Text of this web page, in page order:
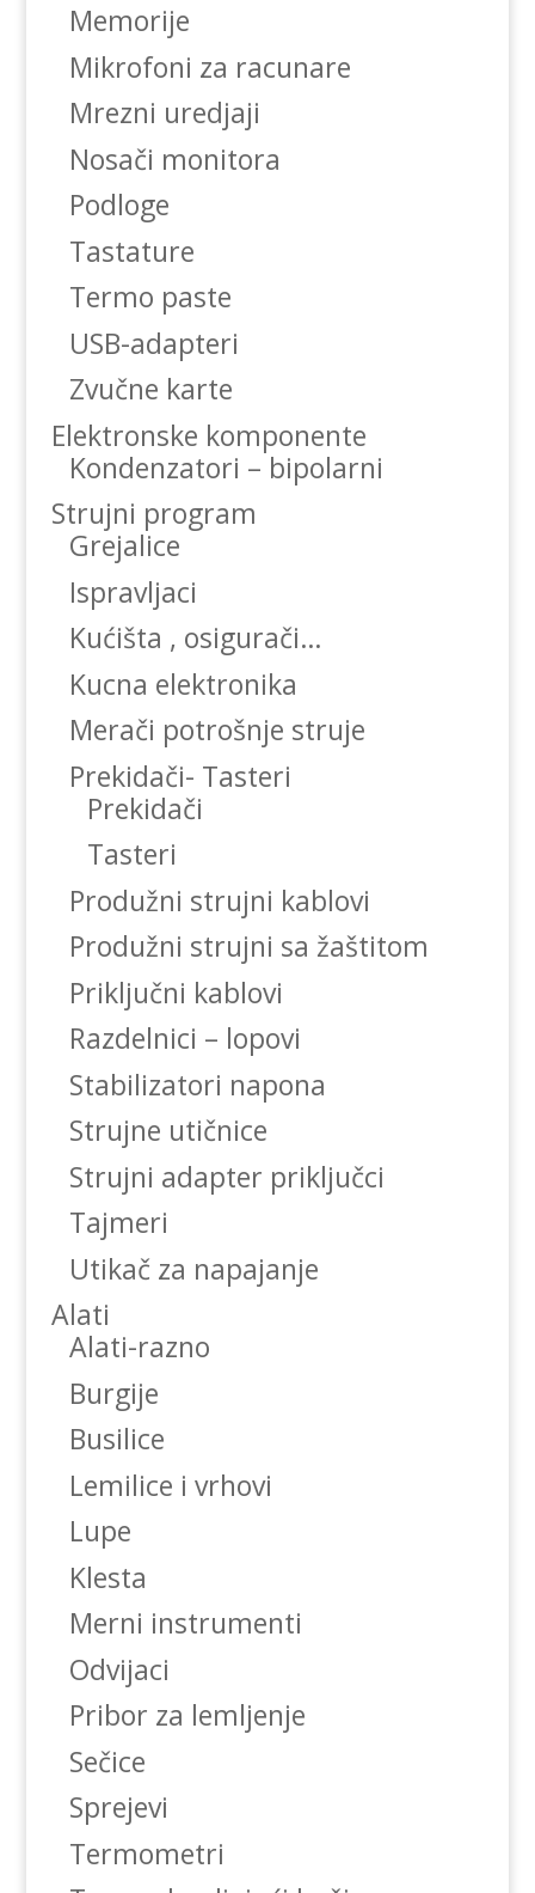
Memorije
Mikrofoni za racunare
Mrezni uredjaji
Nosači monitora
Podloge
Tastature
Termo paste
USB-adapteri
Zvučne karte
Elektronske komponente
Kondenzatori – bipolarni
Strujni program
Grejalice
Ispravljaci
Kućišta , osigurači…
Kucna elektronika
Merači potrošnje struje
Prekidači- Tasteri
Prekidači
Tasteri
Produžni strujni kablovi
Produžni strujni sa žaštitom
Priključni kablovi
Razdelnici – lopovi
Stabilizatori napona
Strujne utičnice
Strujni adapter priključci
Tajmeri
Utikač za napajanje
Alati
Alati-razno
Burgije
Busilice
Lemilice i vrhovi
Lupe
Klesta
Merni instrumenti
Odvijaci
Pribor za lemljenje
Sečice
Sprejevi
Termometri